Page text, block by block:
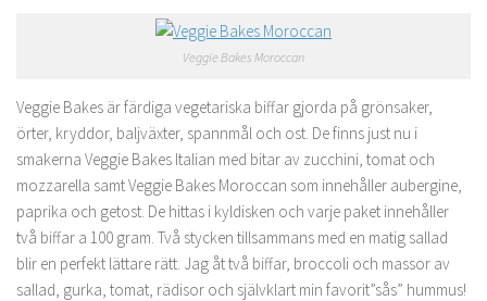
Veggie Bakes Moroccan
Veggie Bakes är färdiga vegetariska biffar gjorda på grönsaker,
örter, kryddor, baljväxter, spannmål och ost. De finns just nu i
smakerna Veggie Bakes Italian med bitar av zucchini, tomat och
mozzarella samt Veggie Bakes Moroccan som innehåller aubergine,
paprika och getost. De hittas i kyldisken och varje paket innehåller
två biffar a 100 gram. Två stycken tillsammans med en matig sallad
blir en perfekt lättare rätt. Jag åt två biffar, broccoli och massor av
sallad, gurka, tomat, rädisor och självklart min favorit”sås” hummus!